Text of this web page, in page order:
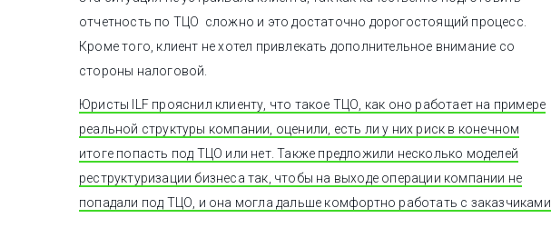
отчетность по ТЦО сложно и это достаточно дорогостоящий процесс.
Кроме того, клиент не хотел привлекать дополнительное внимание со
стороны налоговой.
Юристы ILF прояснил клиенту, что такое ТЦО, как оно работает на примере
реальной структуры компании, оценили, есть ли у них риск в конечном
итоге попасть под ТЦО или нет. Также предложили несколько моделей
реструктуризации бизнеса так, чтобы на выходе операции компании не
попадали под ТЦО, и она могла дальше комфортно работать с заказчиками.